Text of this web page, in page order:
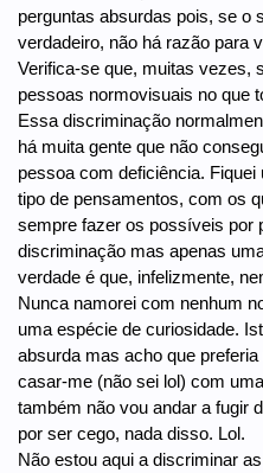
perguntas absurdas pois, se o
verdadeiro, não há razão para
Verifica-se que, muitas vezes,
pessoas normovisuais no que
Essa discriminação
há muita gente que não
pessoa com deficiência.
tipo de pensamentos, com os
sempre fazer os possíveis por
discriminação mas apenas
verdade é que, infelizmente,
Nunca namorei com nenhum
uma espécie de curiosidade.
absurda mas acho que
casar-me (não sei lol) com
também não vou andar a fugir
por ser cego, nada disso. Lol.
Não estou aqui a discriminar